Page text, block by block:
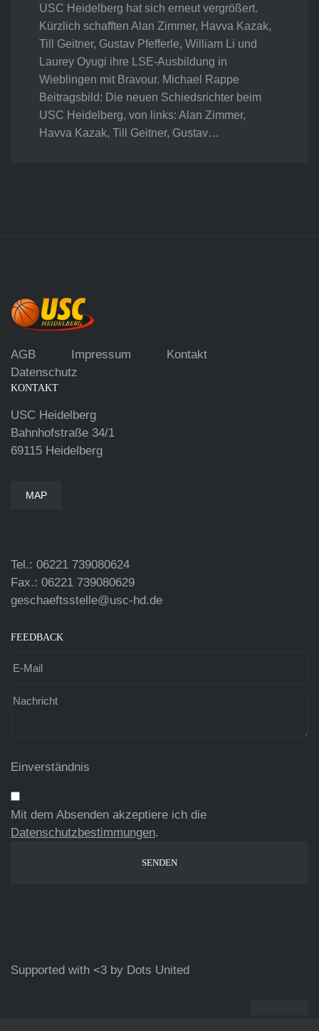
USC Heidelberg hat sich erneut vergrößert.
Kürzlich schafften Alan Zimmer, Havva Kazak,
Till Geitner, Gustav Pfefferle, William Li und
Laurey Oyugi ihre LSE-Ausbildung in
Wieblingen mit Bravour. Michael Rappe
Beitragsbild: Die neuen Schiedsrichter beim
USC Heidelberg, von links: Alan Zimmer,
Havva Kazak, Till Geitner, Gustav…
AGB Impressum
Kontakt
Datenschutz
KONTAKT
USC Heidelberg
Bahnhofstraße 34/1
69115 Heidelberg
MAP
Tel.: 06221 739080624
Fax.: 06221 739080629
geschaeftsstelle@usc-hd.de
FEEDBACK
Einverständnis
Mit dem Absenden akzeptiere ich die
Datenschutzbestimmungen.
Supported with <3 by Dots United